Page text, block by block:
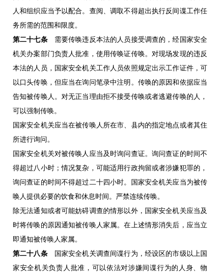
人和组织应当予以配合。查阅、调取不得超出执行反间谍工作任
务所需的范围和限度。
第二十七条需要传唤违反本法的人员接受调查的，经国家安全
机关办案部门负责人批准，使用传唤证传唤。对现场发现的违反
本法的人员，国家安全机关工作人员依照规定出示工作证件，可
以口头传唤，但应当在询问笔录中注明。传唤的原因和依据应当
告知被传唤人。对无正当理由拒不接受传唤或者逃避传唤的人，
可以强制传唤。
国家安全机关应当在被传唤人所在市、县内的指定地点或者其住
所进行询问。
国家安全机关对被传唤人应当及时询问查证。询问查证的时间不
得超过八小时；情况复杂，可能适用行政拘留或者涉嫌犯罪的，
询问查证的时间不得超过二十四小时。国家安全机关应当为被传
唤人提供必要的饮食和休息时间。严禁连续传唤。
除无法通知或者可能妨碍调查的情形以外，国家安全机关应当及
时将传唤的原因通知被传唤人家属。在上述情形消失后，应当立
即通知被传唤人家属。
第二十八条国家安全机关调查间谍行为，经设区的市级以上国
家安全机关负责人批准，可以依法对涉嫌间谍行为的人身、物